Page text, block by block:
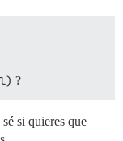
?
si quieres que